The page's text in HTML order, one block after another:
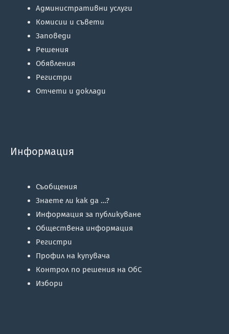
Административни услуги
Комисии и съвети
Заповеди
Решения
Обявления
Регистри
Отчети и доклади
Информация
Съобщения
Знаете ли как да …?
Информация за публикуване
Обществена информация
Регистри
Профил на купувача
Контрол по решения на ОбС
Избори